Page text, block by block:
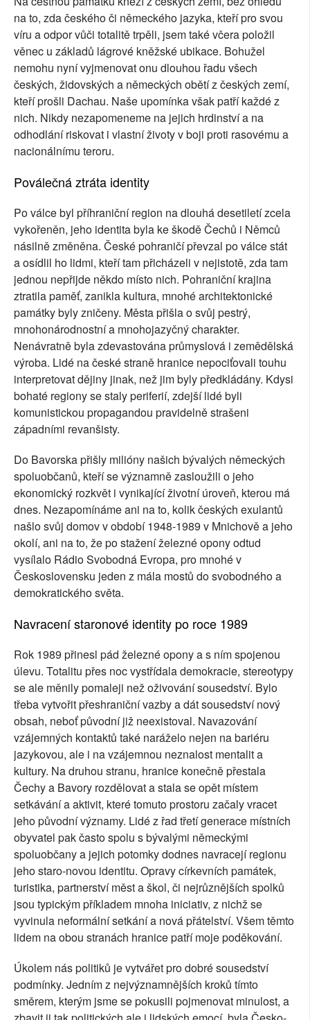
na to, zda českého či německého jazyka, kteří pro svou
víru a odpor vůči totalitě trpěli, jsem také včera položil
věnec u základů lágrové kněžské ubikace. Bohužel
nemohu nyní vyjmenovat onu dlouhou řadu všech
českých, židovských a německých obětí z českých zemí,
kteří prošli Dachau. Naše upomínka však patří každé z
nich. Nikdy nezapomeneme na jejich hrdinství a na
odhodlání riskovat i vlastní životy v boji proti rasovému a
nacionálnímu teroru.
Poválečná ztráta identity
Po válce byl příhraniční region na dlouhá desetiletí zcela
vykořeněn, jeho identita byla ke škodě Čechů i Němců
násilně změněna. České pohraničí převzal po válce stát
a osídlil ho lidmi, kteří tam přicházeli v nejistotě, zda tam
jednou nepřijde někdo místo nich. Pohraniční krajina
ztratila paměť, zanikla kultura, mnohé architektonické
památky byly zničeny. Města přišla o svůj pestrý,
mnohonárodnostní a mnohojazyčný charakter.
Nenávratně byla zdevastována průmyslová i zemědělská
výroba. Lidé na české straně hranice nepociťovali touhu
interpretovat dějiny jinak, než jim byly předkládány. Kdysi
bohaté regiony se staly periferií, zdejší lidé byli
komunistickou propagandou pravidelně strašeni
západními revanšisty.
Do Bavorska přišly milióny našich bývalých německých
spoluobčanů, kteří se významně zasloužili o jeho
ekonomický rozkvět i vynikající životní úroveň, kterou má
dnes. Nezapomínáme ani na to, kolik českých exulantů
našlo svůj domov v období 1948-1989 v Mnichově a jeho
okolí, ani na to, že po stažení železné opony odtud
vysílalo Rádio Svobodná Evropa, pro mnohé v
Československu jeden z mála mostů do svobodného a
demokratického světa.
Navracení staronové identity po roce 1989
Rok 1989 přinesl pád železné opony a s ním spojenou
úlevu. Totalitu přes noc vystřídala demokracie, stereotypy
se ale měnily pomaleji než oživování sousedství. Bylo
třeba vytvořit přeshraniční vazby a dát sousedství nový
obsah, neboť původní již neexistoval. Navazování
vzájemných kontaktů také naráželo nejen na bariéru
jazykovou, ale i na vzájemnou neznalost mentalit a
kultury. Na druhou stranu, hranice konečně přestala
Čechy a Bavory rozdělovat a stala se opět místem
setkávání a aktivit, které tomuto prostoru začaly vracet
jeho původní významy. Lidé z řad třetí generace místních
obyvatel pak často spolu s bývalými německými
spoluobčany a jejich potomky dodnes navracejí regionu
jeho staro-novou identitu. Opravy církevních památek,
turistika, partnerství měst a škol, či nejrůznějších spolků
jsou typickým příkladem mnoha iniciativ, z nichž se
vyvinula neformální setkání a nová přátelství. Všem těmto
lidem na obou stranách hranice patří moje poděkování.
Úkolem nás politiků je vytvářet pro dobré sousedství
podmínky. Jedním z nejvýznamnějších kroků tímto
směrem, kterým jsme se pokusili pojmenovat minulost, a